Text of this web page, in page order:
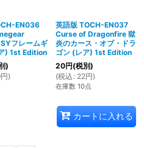
EN036
フレームギ
) 1st Edition
)
円)
英語版 TOCH-EN037
Curse of Dragonfire 獄
炎のカース・オブ・ドラ
ゴン (レア) 1st Edition
20円(税別)
(税込 : 22円)
在庫数 10点
カートに入れる